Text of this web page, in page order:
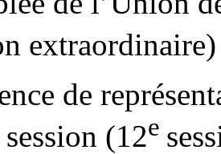
extraordinaire)
de
(12e